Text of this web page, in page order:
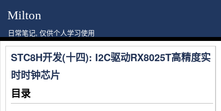
Milton
日常笔记, 仅供个人学习使用
STC8H开发(十四): I2C驱动RX8025T高精度实
时时钟芯片
目录